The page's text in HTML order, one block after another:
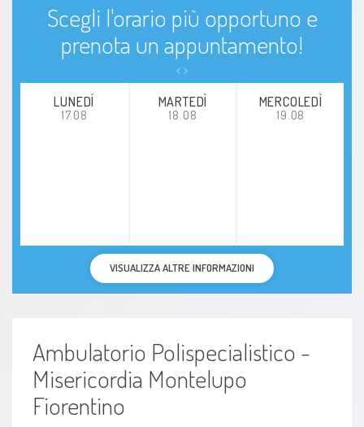
Scegli l'orario più opportuno e
prenota un appuntamento!
LUNEDÍ
17.08
MARTEDÌ
18.08
MERCOLEDÌ
19.08
VISUALIZZA ALTRE INFORMAZIONI
Ambulatorio Polispecialistico -
Misericordia Montelupo
Fiorentino